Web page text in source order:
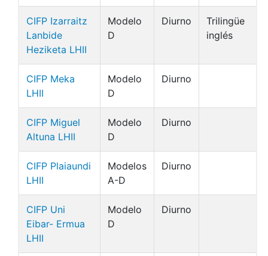
CIFP Izarraitz
Lanbide
Heziketa LHII
Modelo
D
Diurno
Trilingüe
inglés
CIFP Meka
LHII
Modelo
D
Diurno
CIFP Miguel
Altuna LHII
Modelo
D
Diurno
CIFP Plaiaundi
LHII
Modelos
A-D
Diurno
CIFP Uni
Eibar- Ermua
LHII
Modelo
D
Diurno